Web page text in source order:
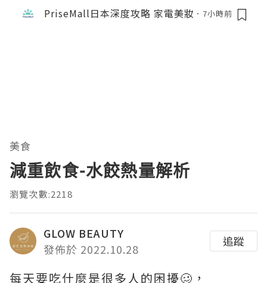
PriseMall日本深度攻略 家電美妝 7小時前
美食
減重飲食-水餃熱量解析
瀏覽次數:2218
GLOW BEAUTY
發佈於 2022.10.28
追蹤
每天要吃什麼是很多人的困擾🥴，